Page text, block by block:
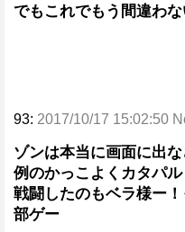
でもこれでもう間違わ
93: 2017/10/17 15:02:50
ゾンは本当に画面に出
例のかっこよくカタパ
戦闘したのもベラ様ー
部ゲー